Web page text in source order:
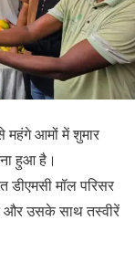
महंगे आमों में शुमार
हुआ है।
डीएमसी मॉल परिसर
और उसके साथ तस्वीरें